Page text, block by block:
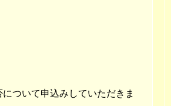
ついて申込みしていただきま